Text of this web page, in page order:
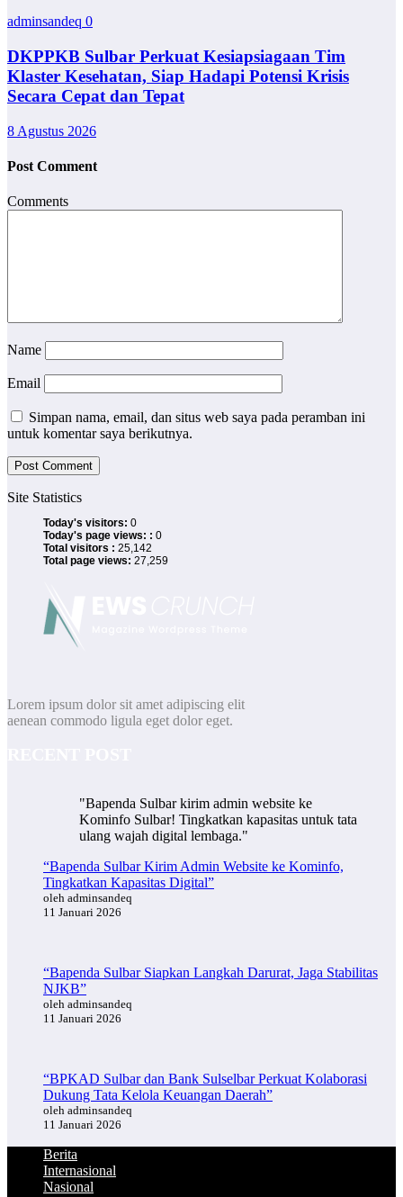
adminsandeq 0
DKPPKB Sulbar Perkuat Kesiapsiagaan Tim
Klaster Kesehatan, Siap Hadapi Potensi Krisis
Secara Cepat dan Tepat
8 Agustus 2026
Post Comment
Comments
Name
Email
Simpan nama, email, dan situs web saya pada peramban ini
untuk komentar saya berikutnya.
Site Statistics
Today's visitors: 0
Today's page views: : 0
Total visitors : 25,142
Total page views: 27,259
Lorem ipsum dolor sit amet adipiscing elit
aenean commodo ligula eget dolor eget.
"Bapenda Sulbar kirim admin website ke
Kominfo Sulbar! Tingkatkan kapasitas untuk tata
ulang wajah digital lembaga."
“Bapenda Sulbar Kirim Admin Website ke Kominfo,
Tingkatkan Kapasitas Digital”
oleh adminsandeq
11 Januari 2026
“Bapenda Sulbar Siapkan Langkah Darurat, Jaga Stabilitas
NJKB”
oleh adminsandeq
11 Januari 2026
“BPKAD Sulbar dan Bank Sulselbar Perkuat Kolaborasi
Dukung Tata Kelola Keuangan Daerah”
oleh adminsandeq
11 Januari 2026
Berita
Internasional
Nasional